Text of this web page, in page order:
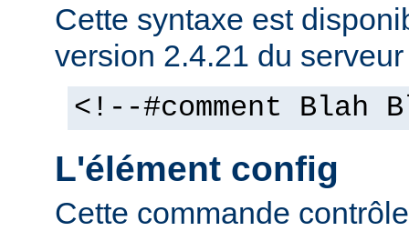
Cette syntaxe est
version 2.4.21 du
<!--#comment Blah
L'élément config
Cette commande